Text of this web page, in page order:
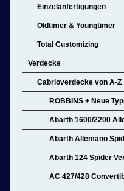
Einzelanfertigungen
Oldtimer & Youngtimer
Total Customizing
Verdecke
Cabrioverdecke von A-Z
ROBBINS + Neue
Abarth 1600/2200
Abarth Allemano
Abarth 124 Spider
AC 427/428